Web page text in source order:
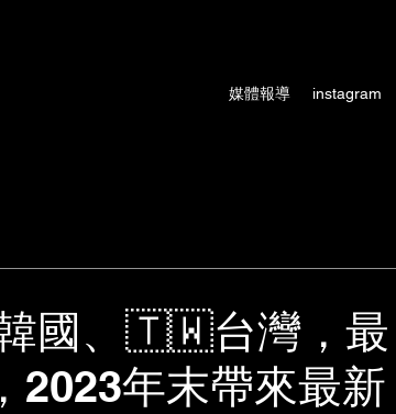
媒體報導 instagram
國、🇹🇼台灣，最
2023年末帶來最新